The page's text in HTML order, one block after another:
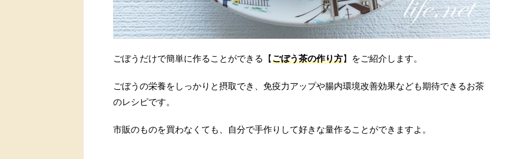
ごぼうだけで簡単に作ることができる【ごぼう茶の作り方】をご紹介します。
ごぼうの栄養をしっかりと摂取でき、免疫力アップや腸内環境改善効果なども期待できるお茶
のレシピです。
市販のものを買わなくても、自分で手作りして好きな量作ることができますよ。